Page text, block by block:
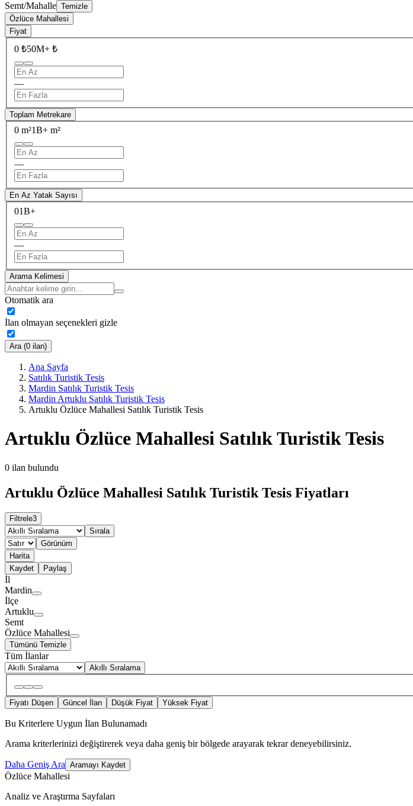
Semt/Mahalle Temizle
Özlüce Mahallesi
Fiyat
0 ₺50M+ ₺
—
Toplam Metrekare
0 m²1B+ m²
—
En Az Yatak Sayısı
01B+
—
Arama Kelimesi
Otomatik ara
İlan olmayan seçenekleri gizle
Ara (0 ilan)
Ana Sayfa
Satılık Turistik Tesis
Mardin Satılık Turistik Tesis
Mardin Artuklu Satılık Turistik Tesis
Artuklu Özlüce Mahallesi Satılık Turistik Tesis
Artuklu Özlüce Mahallesi Satılık Turistik Tesis
0 ilan bulundu
Artuklu Özlüce Mahallesi Satılık Turistik Tesis Fiyatları
Filtrele3
Sırala
Görünüm
Harita
Kaydet
Paylaş
İl
Mardin
İlçe
Artuklu
Semt
Özlüce Mahallesi
Tümünü Temizle
Tüm İlanlar
Akıllı Sıralama
Fiyatı Düşen Güncel İlan Düşük Fiyat Yüksek Fiyat
Bu Kriterlere Uygun İlan Bulunamadı
Arama kriterlerinizi değiştirerek veya daha geniş bir bölgede arayarak tekrar deneyebilirsiniz.
Daha Geniş Ara Aramayı Kaydet
Özlüce Mahallesi
Analiz ve Araştırma Sayfaları